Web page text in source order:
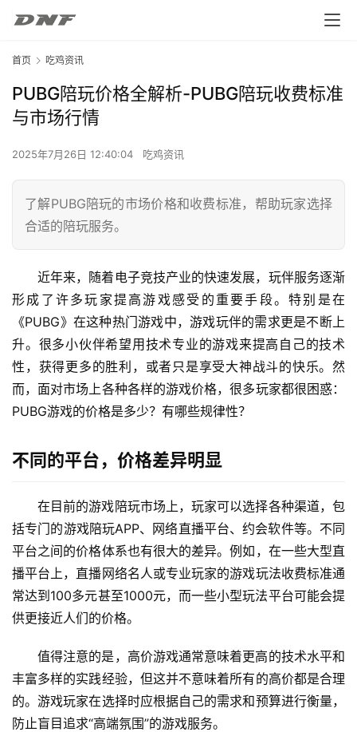
首页 吃鸡资讯
PUBG陪玩价格全解析-PUBG陪玩收费标准
与市场行情
2025年7月26日 12:40:04 吃鸡资讯
了解PUBG陪玩的市场价格和收费标准，帮助玩家选择
合适的陪玩服务。
近年来，随着电子竞技产业的快速发展，玩伴服务逐渐
形成了许多玩家提高游戏感受的重要手段。特别是在
《PUBG》在这种热门游戏中，游戏玩伴的需求更是不断上
升。很多小伙伴希望用技术专业的游戏来提高自己的技术
性，获得更多的胜利，或者只是享受大神战斗的快乐。然
而，面对市场上各种各样的游戏价格，很多玩家都很困惑：
PUBG游戏的价格是多少？有哪些规律性？
不同的平台，价格差异明显
在目前的游戏陪玩市场上，玩家可以选择各种渠道，包
括专门的游戏陪玩APP、网络直播平台、约会软件等。不同
平台之间的价格体系也有很大的差异。例如，在一些大型直
播平台上，直播网络名人或专业玩家的游戏玩法收费标准通
常达到100多元甚至1000元，而一些小型玩法平台可能会提
供更接近人们的价格。
值得注意的是，高价游戏通常意味着更高的技术水平和
丰富多样的实践经验，但这并不意味着所有的高价都是合理
的。游戏玩家在选择时应根据自己的需求和预算进行衡量，
防止盲目追求“高端氛围”的游戏服务。